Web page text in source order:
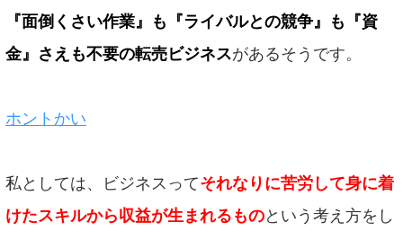
『面倒くさい作業』も『ライバルとの競争』も『資
金』さえも不要の転売ビジネスがあるそうです。
ホントかい
私としては、ビジネスってそれなりに苦労して身に着
けたスキルから収益が生まれるものという考え方をし